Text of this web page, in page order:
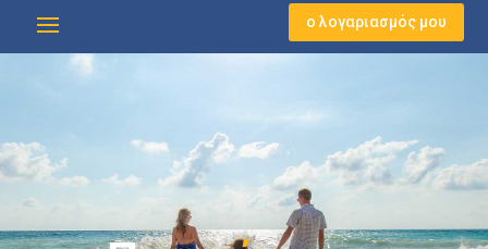
ο λογαριασμός μου